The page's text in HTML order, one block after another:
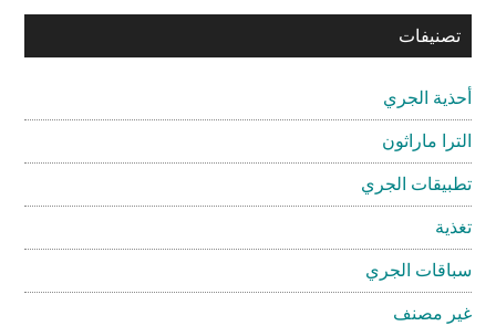
تصنيفات
أحذية الجري
الترا ماراثون
تطبيقات الجري
تغذية
سباقات الجري
غير مصنف